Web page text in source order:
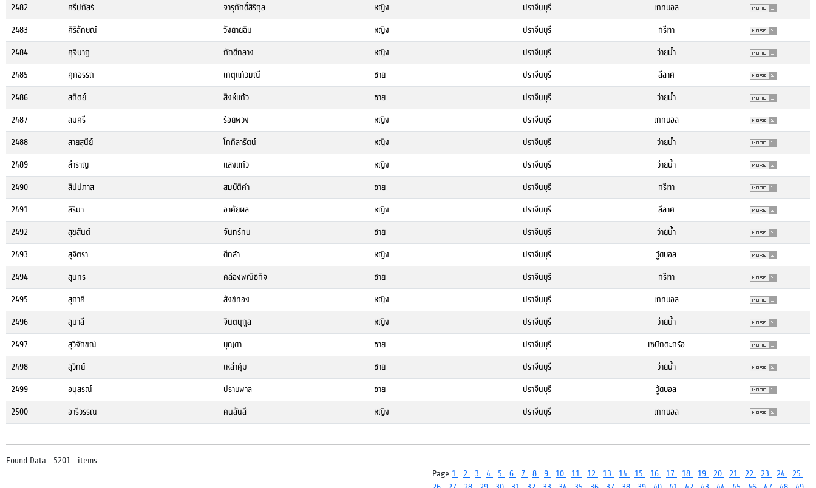
2482
ศรีปภัสร์ จารุภักดิ์สิริกุล หญิง ปราจีนบุรี
เกทบอล
2483
ศิริลักษณ์ วังยายฉิม หญิง ปราจีนบุรี
กรีฑา
2484
ศุจินาฏ ภักดีกลาง หญิง ปราจีนบุรี
ว่ายน้ำ
2485
ศุภอรรถ เกตุแก้วมณี ชาย ปราจีนบุรี
ลีลาศ
2486
สถิตย์ สิงห์แก้ว ชาย ปราจีนบุรี
ว่ายน้ำ
2487
สมศรี ร้อยพวง หญิง ปราจีนบุรี
เกทบอล
2488
สายสุนีย์ โกกิลารัตน์ หญิง ปราจีนบุรี
ว่ายน้ำ
2489
สำราญ แสงแก้ว หญิง ปราจีนบุรี
ว่ายน้ำ
2490
สิปปภาส สมบัติคำ ชาย ปราจีนบุรี
กรีฑา
2491
สิริมา อาศัยผล หญิง ปราจีนบุรี
ลีลาศ
2492
สุขสันต์ จันทร์ทน ชาย ปราจีนบุรี
ว่ายน้ำ
2493
สุจิตรา ดีกล้า หญิง ปราจีนบุรี
วู้ดบอล
2494
สุนทร คล่องพณิชกิจ ชาย ปราจีนบุรี
กรีฑา
2495
สุภาคี สังข์ทอง หญิง ปราจีนบุรี
เกทบอล
2496
สุมาลี จินตนุกูล หญิง ปราจีนบุรี
ว่ายน้ำ
2497
สุวิจักขณ์ บุญดา ชาย ปราจีนบุรี
เซปักตะกร้อ
2498
สุวิทย์ เหล่าคุ้ม ชาย ปราจีนบุรี
ว่ายน้ำ
2499
อนุสรณ์ ปราบพาล ชาย ปราจีนบุรี
วู้ดบอล
2500
อารีวรรณ คนสันสี หญิง ปราจีนบุรี เกทบอล
Found Data 5201 items
Page 1 2 3 4 5 6 7 8 9 10 11 12 13 14 15 16 17 18 19 20 21 22 23 24
25